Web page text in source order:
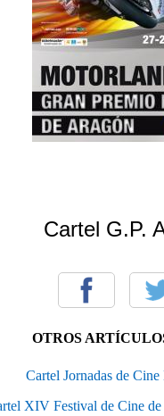
Cartel G.P.
OTROS
Cartel Jornadas de
XIV Festival de Cine